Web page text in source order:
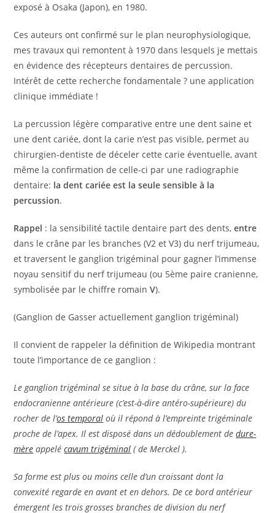
exposé à Osaka (Japon), en 1980.
Ces auteurs ont confirmé sur le plan neurophysiologique,
mes travaux qui remontent à 1970 dans lesquels je mettais
en évidence des récepteurs dentaires de percussion.
Intérêt de cette recherche fondamentale ? une application
clinique immédiate !
La percussion légère comparative entre une dent saine et
une dent cariée, dont la carie n’est pas visible, permet au
chirurgien-dentiste de déceler cette carie éventuelle, avant
même la confirmation de celle-ci par une radiographie
dentaire: la dent cariée est la seule sensible à la
percussion.
Rappel : la sensibilité tactile dentaire part des dents,entre
dans le crâne par les branches (V2 et V3) du nerf trijumeau,
et traversent le ganglion trigéminal pour gagner l’immense
noyau sensitif du nerf trijumeau (ou 5ème paire cranienne,
symbolisée par le chiffre romainV).
(Ganglion de Gasser actuellement ganglion trigéminal)
Il convient de rappeler la définition de Wikipedia montrant
toute l’importance de ce ganglion :
Le ganglion trigéminal se situe à la base du crâne, sur la face
endocranienne antérieure (c’est-à-dire antéro-supérieure) du
rocher de l’os temporal où il répond à l’empreinte trigéminale
proche de l’apex. Il est disposé dans un dédoublement dedure-
mère appelécavum trigéminal ( de Merckel ).
Sa forme est plus ou moins celle d’un croissant dont la
convexité regarde en avant et en dehors. De ce bord antérieur
émergent les trois grosses branches de division du nerf